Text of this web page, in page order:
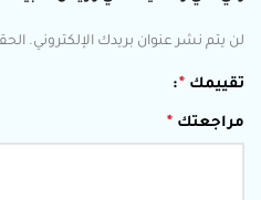
لن يتم نشر عنوان بريدك الإلكتروني.
تقييمك *
مراجعتك *